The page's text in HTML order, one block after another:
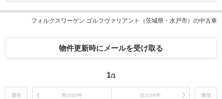
フォルクスワーゲン ゴルフヴァリアント（茨城県・水戸市）の中古車
物件更新時にメールを受け取る
1/1
最初 前の30件 次の30件 最後